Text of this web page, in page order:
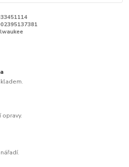
opravy.